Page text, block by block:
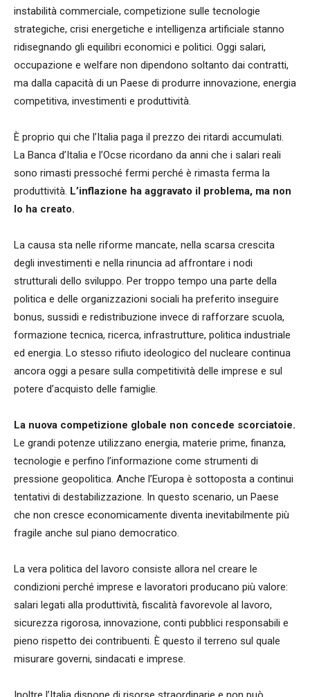
instabilità commerciale, competizione sulle tecnologie
strategiche, crisi energetiche e intelligenza artificiale stanno
ridisegnando gli equilibri economici e politici. Oggi salari,
occupazione e welfare non dipendono soltanto dai contratti,
ma dalla capacità di un Paese di produrre innovazione, energia
competitiva, investimenti e produttività.
È proprio qui che l’Italia paga il prezzo dei ritardi accumulati.
La Banca d’Italia e l’Ocse ricordano da anni che i salari reali
sono rimasti pressoché fermi perché è rimasta ferma la
produttività. L’inflazione ha aggravato il problema, ma non
lo ha creato.
La causa sta nelle riforme mancate, nella scarsa crescita
degli investimenti e nella rinuncia ad affrontare i nodi
strutturali dello sviluppo. Per troppo tempo una parte della
politica e delle organizzazioni sociali ha preferito inseguire
bonus, sussidi e redistribuzione invece di rafforzare scuola,
formazione tecnica, ricerca, infrastrutture, politica industriale
ed energia. Lo stesso rifiuto ideologico del nucleare continua
ancora oggi a pesare sulla competitività delle imprese e sul
potere d’acquisto delle famiglie.
La nuova competizione globale non concede scorciatoie.
Le grandi potenze utilizzano energia, materie prime, finanza,
tecnologie e perfino l’informazione come strumenti di
pressione geopolitica. Anche l’Europa è sottoposta a continui
tentativi di destabilizzazione. In questo scenario, un Paese
che non cresce economicamente diventa inevitabilmente più
fragile anche sul piano democratico.
La vera politica del lavoro consiste allora nel creare le
condizioni perché imprese e lavoratori producano più valore:
salari legati alla produttività, fiscalità favorevole al lavoro,
sicurezza rigorosa, innovazione, conti pubblici responsabili e
pieno rispetto dei contribuenti. È questo il terreno sul quale
misurare governi, sindacati e imprese.